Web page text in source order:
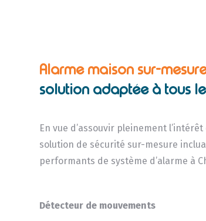
Alarme maison sur-
solution adaptée à tous
En vue d’assouvir pleinement
solution de sécurité sur-mesure
performants de système d’alarme à
Détecteur de mouvements